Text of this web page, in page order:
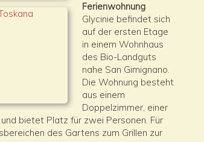
Ferienwohnung
Glycinie befindet sich
auf der ersten Etage
in einem Wohnhaus
des Bio-Landguts
nahe San Gimignano.
Die Wohnung besteht
aus einem
Doppelzimmer, einer
bietet Platz für zwei Personen. Für
des Gartens zum Grillen zur